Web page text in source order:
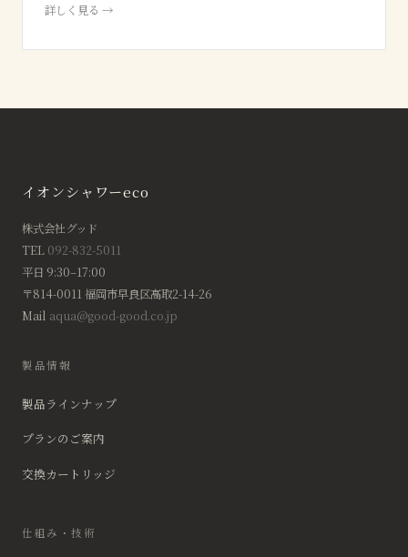
詳しく見る →
イオンシャワーeco
株式会社グッド
TEL 092-832-5011
平日 9:30–17:00
〒814-0011 福岡市早良区高取2-14-26
Mail aqua@good-good.co.jp
製品情報
製品ラインナップ
プランのご案内
交換カートリッジ
仕組み・技術